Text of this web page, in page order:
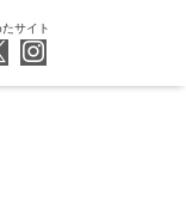
サイト